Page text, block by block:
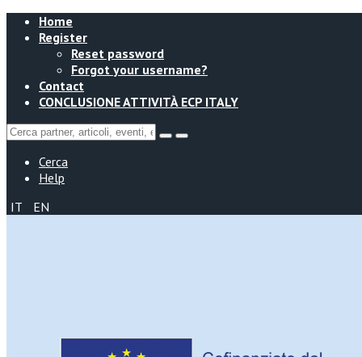
Home
Register
Reset password
Forgot your username?
Contact
CONCLUSIONE ATTIVITÀ ECP ITALY
Cerca
Help
IT
EN